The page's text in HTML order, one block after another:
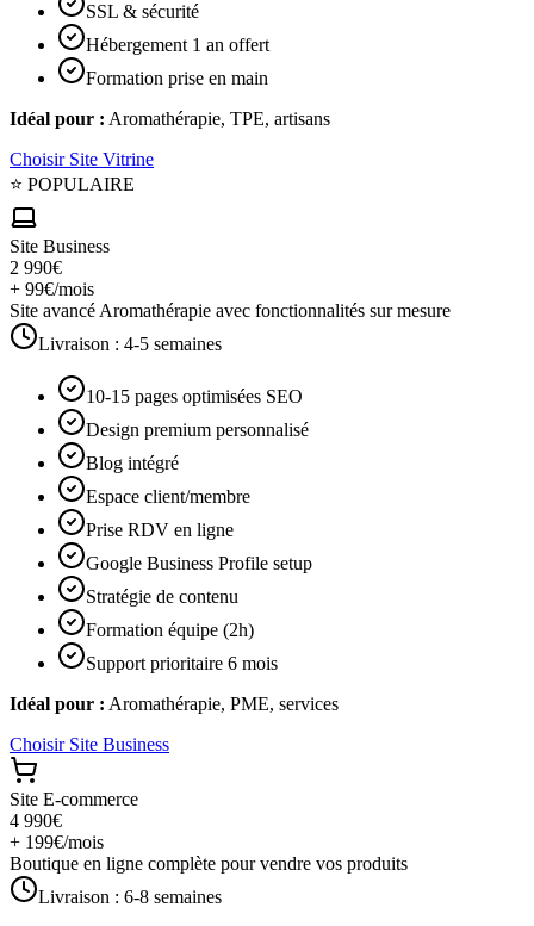
SSL & sécurité
Hébergement 1 an offert
Formation prise en main
Idéal pour : Aromathérapie, TPE, artisans
Choisir Site Vitrine
⭐ POPULAIRE
Site Business
2 990€
+ 99€/mois
Site avancé Aromathérapie avec fonctionnalités sur mesure
Livraison : 4-5 semaines
10-15 pages optimisées SEO
Design premium personnalisé
Blog intégré
Espace client/membre
Prise RDV en ligne
Google Business Profile setup
Stratégie de contenu
Formation équipe (2h)
Support prioritaire 6 mois
Idéal pour : Aromathérapie, PME, services
Choisir Site Business
Site E-commerce
4 990€
+ 199€/mois
Boutique en ligne complète pour vendre vos produits
Livraison : 6-8 semaines